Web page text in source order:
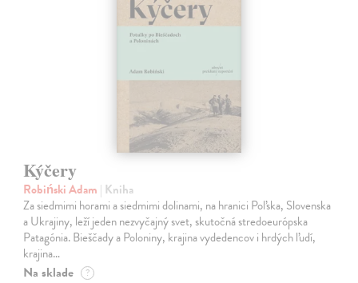
Kýčery
Robiński Adam | Kniha
Za siedmimi horami a siedmimi dolinami, na hranici Poľska, Slovenska
a Ukrajiny, leží jeden nezvyčajný svet, skutočná stredoeurópska
Patagónia. Bieščady a Poloniny, krajina vydedencov i hrdých ľudí,
krajina…
Na sklade ?